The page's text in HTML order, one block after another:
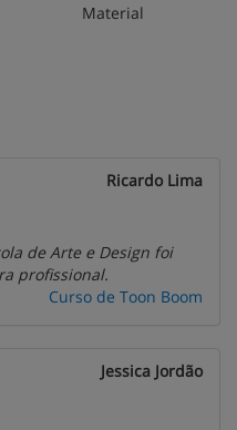
Material
Ricardo Lima
de Arte e Design foi
profissional.
Curso de Toon Boom
Jessica Jordão